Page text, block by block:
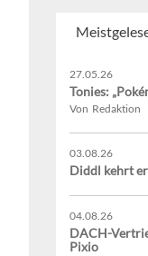
27.05.26
Tonies:
Von Redaktion
03.08.26
Diddl kehrt
04.08.26
DACH-
Pixio